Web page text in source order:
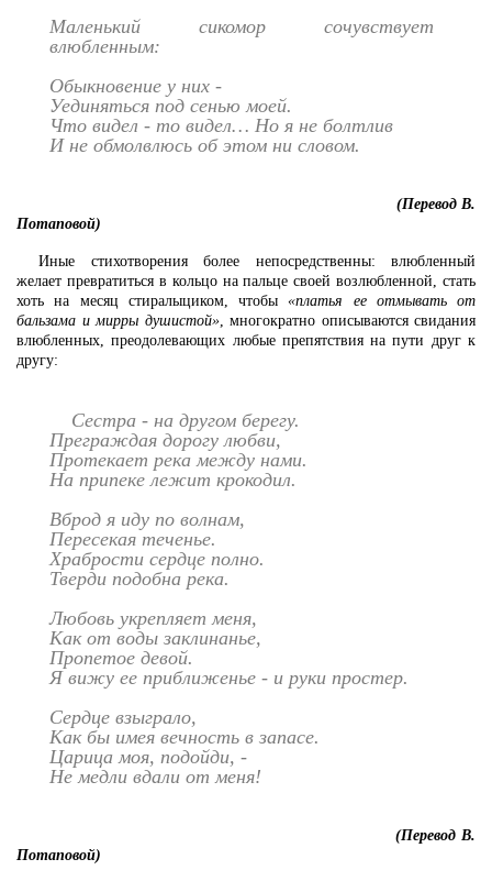
Маленький сикомор сочувствует
влюбленным:
Обыкновение у них -
Уединяться под сенью моей.
Что видел - то видел… Но я не болтлив
И не обмолвлюсь об этом ни словом.
(Перевод В.
Потаповой)
Иные стихотворения более непосредственны: влюбленный
желает превратиться в кольцо на пальце своей возлюбленной, стать
хоть на месяц стиралыциком, чтобы«платья ее отмывать от
бальзама и мирры душистой», многократно описываются свидания
влюбленных, преодолевающих любые препятствия на пути друг к
другу:
Сестра - на другом берегу.
Преграждая дорогу любви,
Протекает река между нами.
На припеке лежит крокодил.
Вброд я иду по волнам,
Пересекая теченье.
Храбрости сердце полно.
Тверди подобна река.
Любовь укрепляет меня,
Как от воды заклинанье,
Пропетое девой.
Я вижу ее приближенье - и руки простер.
Сердце взыграло,
Как бы имея вечность в запасе.
Царица моя, подойди, -
Не медли вдали от меня!
(Перевод В.
Потаповой)